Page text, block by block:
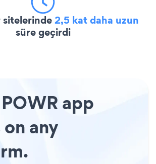
2,5 kat daha uzun
süre geçirdi
app
any